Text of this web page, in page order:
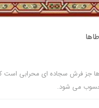
جز فرش سجاده ای محرابی
می شود.